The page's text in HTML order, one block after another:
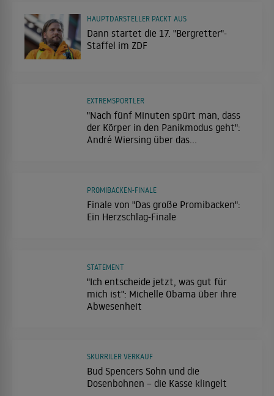
Dann startet die 17. "Bergretter"-
Staffel im ZDF
HAUPTDARSTELLER PACKT AUS
"Nach fünf Minuten spürt man, dass
der Körper in den Panikmodus geht":
André Wiersing über das
EXTREMSPORTLER
Finale von "Das große Promibacken":
Ein Herzschlag-Finale
PROMIBACKEN-FINALE
"Ich entscheide jetzt, was gut für
mich ist": Michelle Obama über ihre
Abwesenheit
STATEMENT
Bud Spencers Sohn und die
Dosenbohnen – die Kasse klingelt
SKURRILER VERKAUF